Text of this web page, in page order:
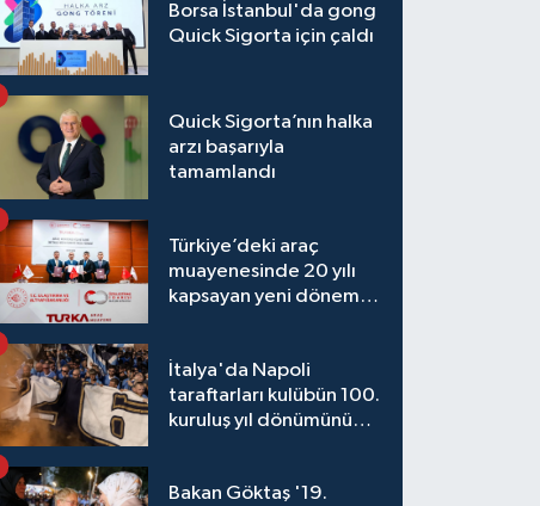
Borsa İstanbul'da gong
Quick Sigorta için çaldı
Quick Sigorta’nın halka
arzı başarıyla
tamamlandı
Türkiye’deki araç
muayenesinde 20 yılı
kapsayan yeni dönem
İtalya'da Napoli
taraftarları kulübün 100.
kuruluş yıl dönümünü
Bakan Göktaş '19.